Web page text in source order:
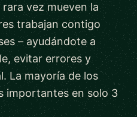
vez mueven la
trabajan contigo
– ayudándote a
evitar errores y
La mayoría de los
importantes en solo 3